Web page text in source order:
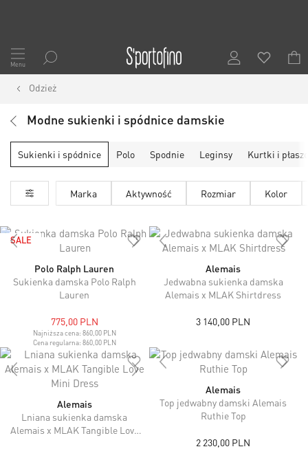
Przejdź
do
treści
Menu
Odzież
Modne sukienki i spódnice damskie
Polo Spodnie Leginsy Kurtki i
Sukienki i spódnice
Marka Aktywność Rozmiar Kolor
SALE
Polo Ralph Lauren
Sukienka damska Polo Ralph
Lauren
775,00 PLN
Najniższa cena: 860,00 PLN
Cena regularna: 860,00 PLN
Alemais
Jedwabna sukienka damska
Alemais x MLAK Shirtdress
3 140,00 PLN
Alemais
Lniana sukienka damska
Alemais x MLAK Tangible Love
Alemais
Top jedwabny damski Alemais
Ruthie Top
2 230,00 PLN